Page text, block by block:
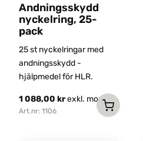
Andningsskydd
nyckelring, 25-
pack
25 st nyckelringar med
andningsskydd -
hjälpmedel för HLR.
1 088,00krexkl. moms
Art.nr: 1106